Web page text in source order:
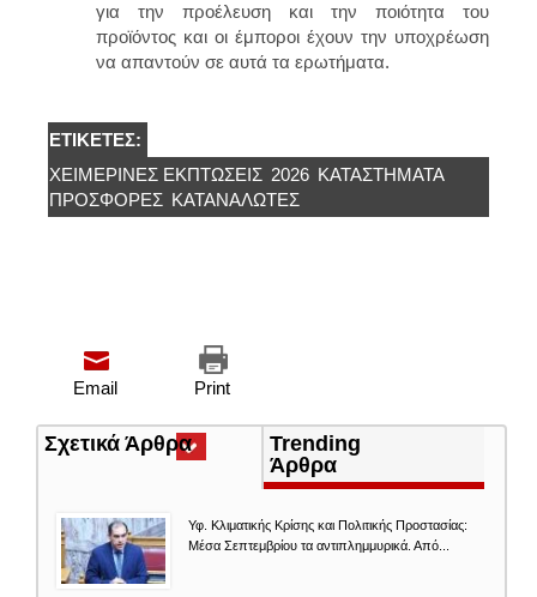
για την προέλευση και την ποιότητα του
προϊόντος και οι έμποροι έχουν την υποχρέωση
να απαντούν σε αυτά τα ερωτήματα.
ΕΤΙΚΈΤΕΣ:
ΧΕΙΜΕΡΙΝΈΣ ΕΚΠΤΏΣΕΙΣ 2026 ΚΑΤΑΣΤΉΜΑΤΑ
ΠΡΟΣΦΟΡΕΣ ΚΑΤΑΝΑΛΩΤΈΣ
Print
Email
Σχετικά Άρθρα(ενεργή
καρτέλα)
Trending
Άρθρα
Υφ. Κλιματικής Κρίσης και Πολιτικής Προστασίας:
Μέσα Σεπτεμβρίου τα αντιπλημμυρικά. Από...